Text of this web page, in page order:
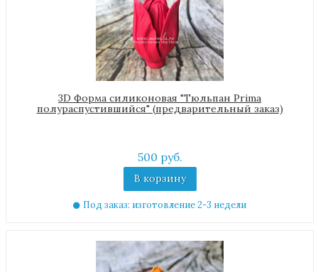
3D Форма силиконовая "Тюльпан Prima
полураспустившийся" (предварительный заказ)
500 руб.
В корзину
Под заказ: изготовление 2-3 недели